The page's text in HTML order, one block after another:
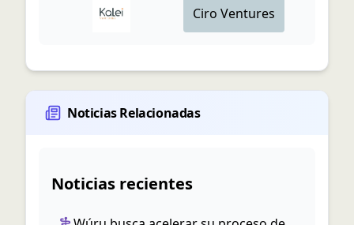
Ciro Ventures
Noticias Relacionadas
Noticias recientes